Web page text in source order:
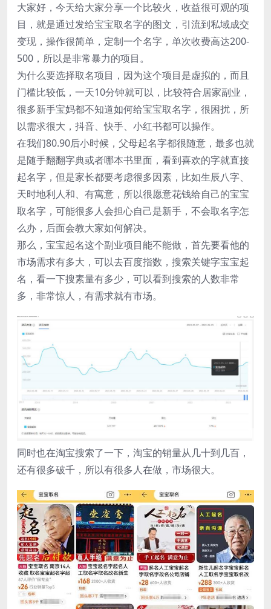
大家好，今天给大家分享一个比较火，收益很可观的项
目，就是通过发给宝宝取名字的图文，引流到私域成交
变现，操作很简单，定制一个名字，单次收费高达200-
500，所以是非常暴力的项目。
为什么要选择取名项目，因为这个项目是虚拟的，而且
门槛比较低，一天10分钟就可以，比较符合居家副业，
很多新手宝妈都不知道如何给宝宝取名字，很困扰，所
以需求很大，抖音、快手、小红书都可以操作。
在我们80.90后小时候，父母起名字都很随意，最多也就
是随手翻翻字典或者哪本书里面，看到喜欢的字就直接
起名字，但是家长都要考虑很多因素，比如生辰八字、
天时地利人和、有寓意，所以很愿意花钱给自己的宝宝
取名字，可能很多人会担心自己是新手，不会取名字怎
么办，后面会教大家如何解决。
那么，宝宝起名这个副业项目能不能做，首先要看他的
市场需求有多大，可以去百度指数，搜索关键字宝宝起
名，看一下搜素量有多少，可以看到搜索的人数非常
多，非常惊人，有需求就有市场。
同时也在淘宝搜索了一下，淘宝的销量从几十到几百，
还有很多破千，所以有很多人在做，市场很大。